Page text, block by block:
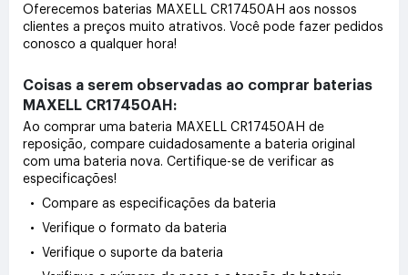
Oferecemos baterias MAXELL CR17450AH aos nossos
clientes a preços muito atrativos. Você pode fazer pedidos
conosco a qualquer hora!
Coisas a serem observadas ao comprar baterias
MAXELL CR17450AH:
Ao comprar uma bateria MAXELL CR17450AH de
reposição, compare cuidadosamente a bateria original
com uma bateria nova. Certifique-se de verificar as
especificações!
• Compare as especificações da bateria
• Verifique o formato da bateria
• Verifique o suporte da bateria